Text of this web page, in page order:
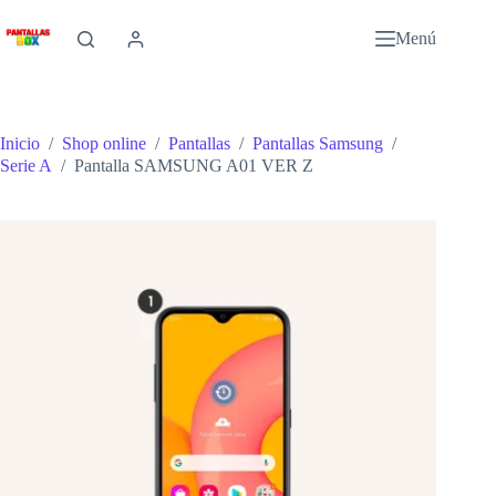
al
contenido
Menú
Inicio / Shop online / Pantallas / Pantallas Samsung /
Serie A / Pantalla SAMSUNG A01 VER Z